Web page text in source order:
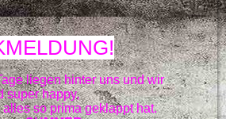
liegen hinter unsund wir
super happy,
alles so prima geklappt hat.